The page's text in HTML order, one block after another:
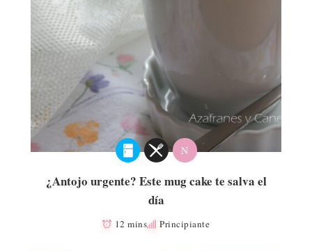
N
¿Antojo urgente? Este mug cake te salva el
día
12 mins Principiante